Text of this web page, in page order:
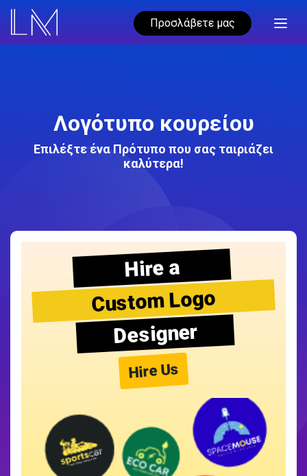
Προσλάβετε μας
Λογότυπο κουρείου
Επιλέξτε ένα Πρότυπο που σας ταιριάζει
καλύτερα!
Hire a
Custom Logo
Designer
Hire Us